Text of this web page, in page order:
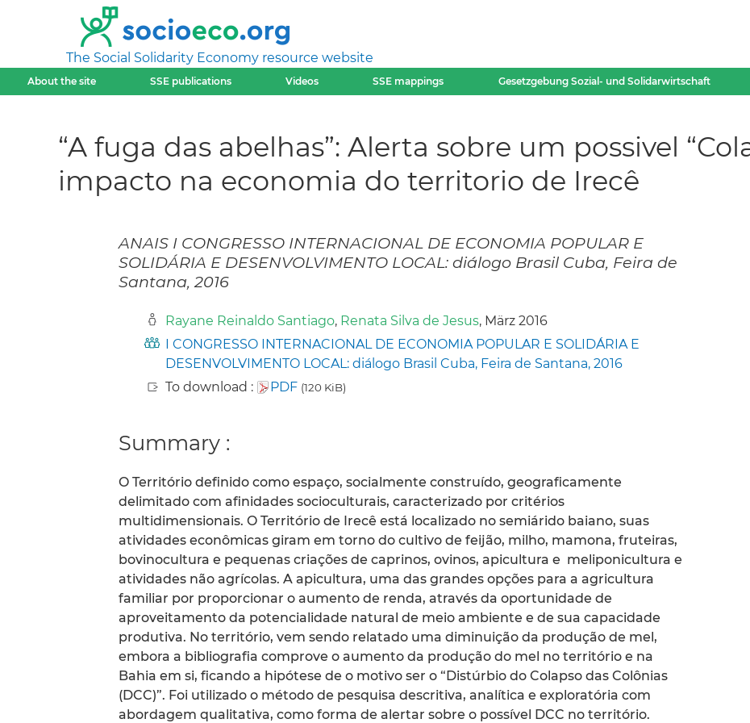
The Social Solidarity Economy resource website
About the site SSE publications Videos SSE mappings Gesetzgebung Sozial- und Solidarwirtschaft
“A fuga das abelhas”: Alerta sobre um possivel
impacto na economia do territorio de Irecê
ANAIS I CONGRESSO INTERNACIONAL DE ECONOMIA POPULAR E
SOLIDÁRIA E DESENVOLVIMENTO LOCAL: diálogo Brasil Cuba, Feira de
Santana, 2016
Rayane Reinaldo Santiago, Renata Silva de Jesus, März 2016
I CONGRESSO INTERNACIONAL DE ECONOMIA POPULAR E SOLIDÁRIA E
DESENVOLVIMENTO LOCAL: diálogo Brasil Cuba, Feira de Santana, 2016
To download :
PDF (120 KiB)
Summary :
O Território definido como espaço, socialmente construído, geograficamente
delimitado com afinidades socioculturais, caracterizado por critérios
multidimensionais. O Território de Irecê está localizado no semiárido baiano, suas
atividades econômicas giram em torno do cultivo de feijão, milho, mamona, fruteiras,
bovinocultura e pequenas criações de caprinos, ovinos, apicultura e meliponicultura e
atividades não agrícolas. A apicultura, uma das grandes opções para a agricultura
familiar por proporcionar o aumento de renda, através da oportunidade de
aproveitamento da potencialidade natural de meio ambiente e de sua capacidade
produtiva. No território, vem sendo relatado uma diminuição da produção de mel,
embora a bibliografia comprove o aumento da produção do mel no território e na
Bahia em si, ficando a hipótese de o motivo ser o “Distúrbio do Colapso das Colônias
(DCC)”. Foi utilizado o método de pesquisa descritiva, analítica e exploratória com
abordagem qualitativa, como forma de alertar sobre o possível DCC no território.